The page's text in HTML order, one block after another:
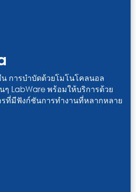
การบำบัดด้วยโมโนโคลนอล
LabWare พร้อมให้บริการด้วย
ที่มีฟังก์ชันการทำงานที่หลากหลาย